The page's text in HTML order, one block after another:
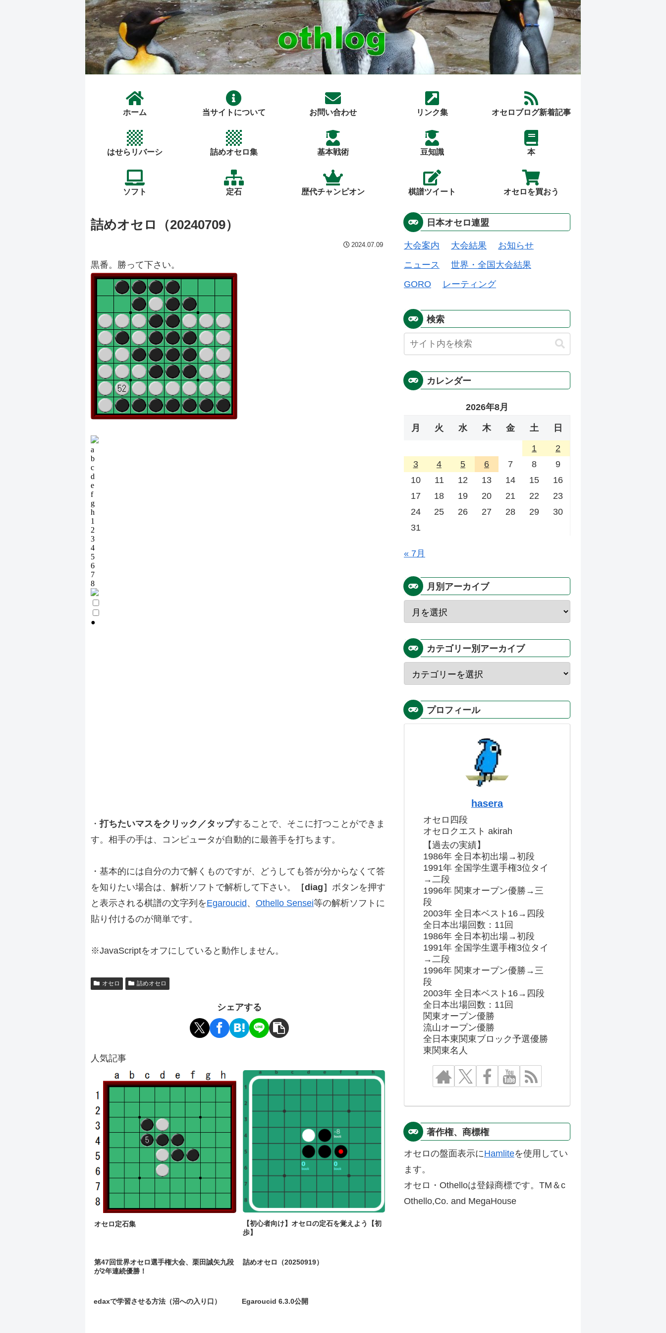
ホーム 当サイトについて お問い合わせ リンク集 オセロブログ新着記事
はせらリバーシ 詰めオセロ集 基本戦術 豆知識 本
ソフト 定石 歴代チャンピオン 棋譜ツイート オセロを買おう
詰めオセロ（20240709）
2024.07.09
黒番。勝って下さい。
・打ちたいマスをクリック／タップすることで、そこに打つことができま
す。相手の手は、コンピュータが自動的に最善手を打ちます。
・基本的には自分の力で解くものですが、どうしても答が分からなくて答
を知りたい場合は、解析ソフトで解析して下さい。
［diag］ ボタンを押す
と表示される棋譜の文字列をEgaroucid、 Othello Sensei等の解析ソフトに
貼り付けるのが簡単です。
※JavaScriptをオフにしていると動作しません。
オセロ 詰めオセロ
シェアする
人気記事
オセロ定石集
【初心者向け】オセロの定石を覚えよう【初
歩】
第47回世界オセロ選手権大会、栗田誠矢九段
が2年連続優勝！
詰めオセロ（20250919）
edaxで学習させる方法（沼への入り口） Egaroucid 6.3.0公開
日本オセロ連盟
大会案内 大会結果
お知らせ
ニュース
世界・全国大会結果
GORO
レーティング
検索
カレンダー
2026年8月
月 火 水 木 金 土 日
1
2
3
4 5 6 7 8
9
10
11 12 13 14 15
16
17
18 19 20 21 22
23
24
25 26 27 28 29
30
31
« 7月
月別アーカイブ
カテゴリー別アーカイブ
プロフィール
hasera
オセロ四段
オセロクエスト akirah
【過去の実績】
1986年 全日本初出場→初段
1991年 全国学生選手権3位タイ
→二段
1996年 関東オープン優勝→三
段
2003年 全日本ベスト16→四段
全日本出場回数：11回
1986年 全日本初出場→初段
1991年 全国学生選手権3位タイ
→二段
1996年 関東オープン優勝→三
段
2003年 全日本ベスト16→四段
全日本出場回数：11回
関東オープン優勝
流山オープン優勝
全日本東関東ブロック予選優勝
東関東名人
著作権、商標権
オセロの盤面表示にHamliteを使用してい
ます。
オセロ・Othelloは登録商標です。TM＆c
Othello,Co. and MegaHouse